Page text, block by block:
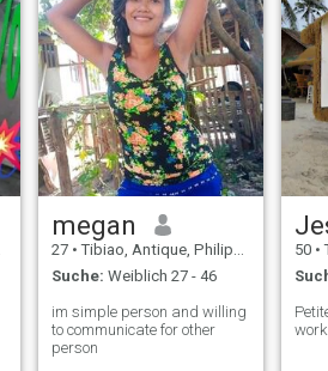
megan
27 • Tibiao, Antique, Philippinen
Suche: Weiblich 27 - 46
im simple person and willing
to communicate for other
person
50 •
Petite , simple and